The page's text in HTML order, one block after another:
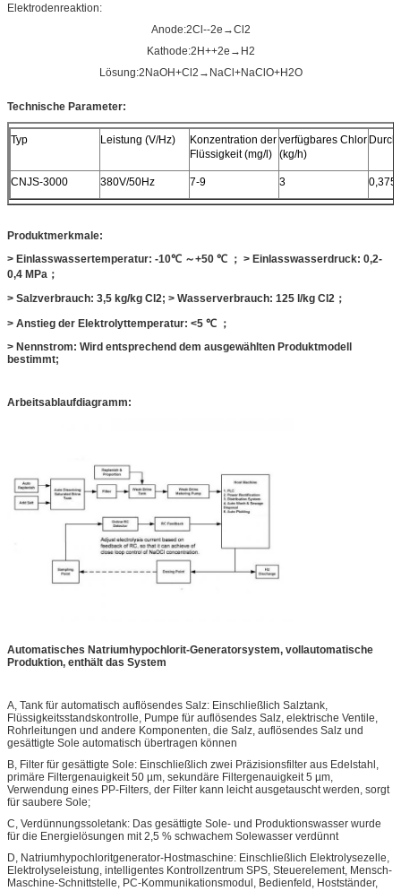
Elektrodenreaktion:
Anode:2Cl--2e→Cl2
Kathode:2H++2e→H2
Lösung:2NaOH+Cl2→NaCl+NaClO+H2O
Technische Parameter:
Typ Leistung (V/Hz)
Konzentration der
Flüssigkeit (mg/l)
verfügbares Chlor
(kg/h)
CNJS-3000 380V/50Hz 7-9 3 0,375
Produktmerkmale:
> Einlasswassertemperatur: -10℃ ～+50 ℃ ； > Einlasswasserdruck: 0,2-
0,4 MPa；
> Salzverbrauch: 3,5 kg/kg Cl2; > Wasserverbrauch: 125 l/kg Cl2 ；
> Anstieg der Elektrolyttemperatur: <5 ℃ ；
> Nennstrom: Wird entsprechend dem ausgewählten Produktmodell
bestimmt;
Arbeitsablaufdiagramm:
Automatisches Natriumhypochlorit-Generatorsystem, vollautomatische
Produktion, enthält das System
A, Tank für automatisch auflösendes Salz: Einschließlich Salztank,
Flüssigkeitsstandskontrolle, Pumpe für auflösendes Salz, elektrische Ventile,
Rohrleitungen und andere Komponenten, die Salz, auflösendes Salz und
gesättigte Sole automatisch übertragen können
B, Filter für gesättigte Sole: Einschließlich zwei Präzisionsfilter aus Edelstahl,
primäre Filtergenauigkeit 50 µm, sekundäre Filtergenauigkeit 5 µm,
Verwendung eines PP-Filters, der Filter kann leicht ausgetauscht werden, sorgt
für saubere Sole;
C, Verdünnungssoletank: Das gesättigte Sole- und Produktionswasser wurde
für die Energielösungen mit 2,5 % schwachem Solewasser verdünnt
D, Natriumhypochloritgenerator-Hostmaschine: Einschließlich Elektrolysezelle,
Elektrolyseleistung, intelligentes Kontrollzentrum SPS, Steuerelement, Mensch-
Maschine-Schnittstelle, PC-Kommunikationsmodul, Bedienfeld, Hostständer,